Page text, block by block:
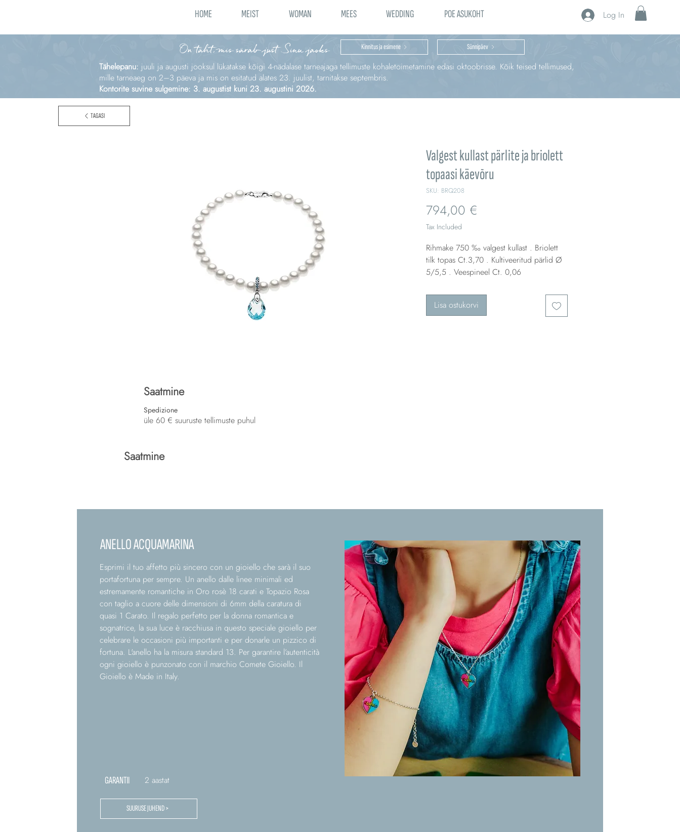
HOME MEIST WOMAN MEES WEDDING POE ASUKOHT Log In
On täht, mis särab just Sinu jaoks Kinnitus ja esimene Sünnipäev
Tähelepanu: juuli ja augusti jooksul lükatakse kõigi 4‑nädalase tarneajaga tellimuste kohaletoimetamine edasi oktoobrisse. Kõik teised tellimused,
mille tarneaeg on 2–3 päeva ja mis on esitatud alates 23. juulist, tarnitakse septembris.
Kontorite suvine sulgemine: 3. augustist kuni 23. augustini 2026.
Valgest kullast pärlite ja briolett
topaasi käevõru
SKU: BRQ208
794,00 €
Tax Included
Rihmake 750 ‰ valgest kullast . Briolett
tilk topas Ct.3,70 . Kultiveeritud pärlid Ø
5/5,5 . Veespineel Ct. 0,06
Lisa ostukorvi
TAGASI
Saatmine
Spedizione
üle 60 € suuruste tellimuste puhul
Saatmine
ANELLO ACQUAMARINA
Esprimi il tuo affetto più sincero con un gioiello che sarà il suo
portafortuna per sempre. Un anello dalle linee minimali ed
estremamente romantiche in Oro rosè 18 carati e Topazio Rosa
con taglio a cuore delle dimensioni di 6mm della caratura di
quasi 1 Carato. Il regalo perfetto per la donna romantica e
sognatrice, la sua luce è racchiusa in questo speciale gioiello per
celebrare le occasioni più importanti e per donarle un pizzico di
fortuna. L'anello ha la misura standard 13. Per garantire l’autenticità
ogni gioiello è punzonato con il marchio Comete Gioiello. Il
Gioiello è Made in Italy.
GARANTII 2 aastat
SUURUSE JUHEND >